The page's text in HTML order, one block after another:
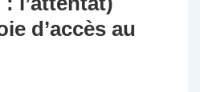
d’accès au